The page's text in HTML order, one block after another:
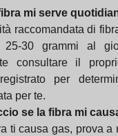
mi serve
raccomandata di
30 grammi al
consultare il
per
per te.
se la fibra mi
ti causa gas, prova a